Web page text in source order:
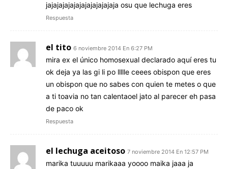
jajajajajajajajajajajajaja osu que lechuga eres
Respuesta
el tito 6 noviembre 2014 En 6:27 PM
mira ex el único homosexual declarado aquí eres tu
ok deja ya las gi li po llllle ceees obispon que eres
un obispon que no sabes con quien te metes o que
a ti toavia no tan calentaoel jato al parecer eh pasa
de paco ok
Respuesta
el lechuga aceitoso 7 noviembre 2014 En 12:57 PM
marika tuuuuu marikaaa yoooo maika jaaa ja